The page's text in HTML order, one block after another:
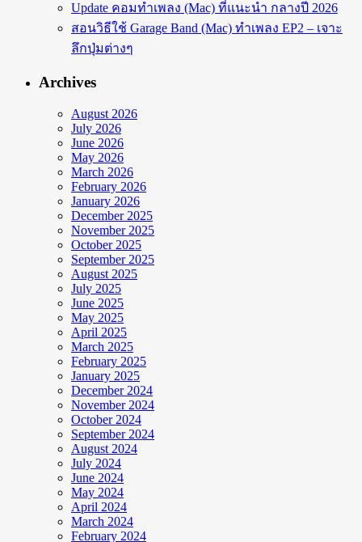
Update คอมทำเพลง (Mac) ที่แนะนำ กลางปี 2026
สอนวิธีใช้ Garage Band (Mac) ทำเพลง EP2 – เจาะ
ลึกปุ่มต่างๆ
Archives
August 2026
July 2026
June 2026
May 2026
March 2026
February 2026
January 2026
December 2025
November 2025
October 2025
September 2025
August 2025
July 2025
June 2025
May 2025
April 2025
March 2025
February 2025
January 2025
December 2024
November 2024
October 2024
September 2024
August 2024
July 2024
June 2024
May 2024
April 2024
March 2024
February 2024